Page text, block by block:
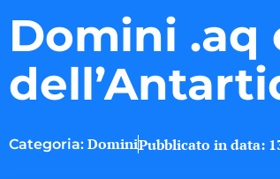
Domini .aq
Categoria: DominiPubblicato in data: